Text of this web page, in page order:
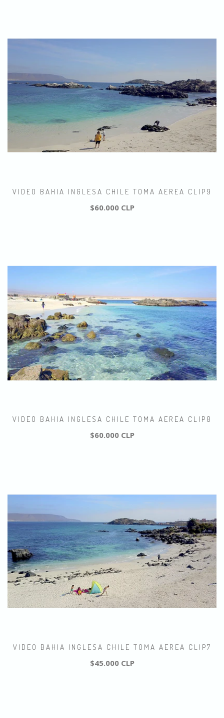
VIDEO BAHIA INGLESA CHILE TOMA AEREA CLIP9
$60.000 CLP
VIDEO BAHIA INGLESA CHILE TOMA AEREA CLIP8
$60.000 CLP
VIDEO BAHIA INGLESA CHILE TOMA AEREA CLIP7
$45.000 CLP